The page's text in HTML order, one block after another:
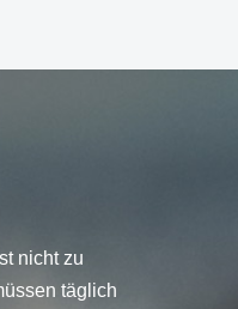
nicht zu
täglich